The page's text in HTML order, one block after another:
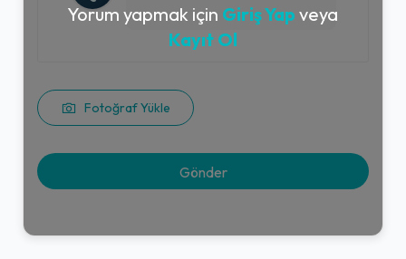
Fotoğraf Yükle
Yorum yapmak için Giriş Yap veya
Kayıt Ol